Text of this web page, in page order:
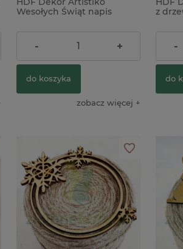
Wesołych Świąt napis
3,50 zł
- +
do koszyka
zobacz więcej
z
4,90-
do